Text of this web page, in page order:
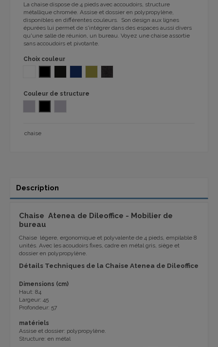
La chaise dispose de 4 pieds avec accoudoirs, structure
métallique chromée. Assise et dossier en polypropylène,
disponibles en différentes couleurs. Son design aux lignes
épurées lui permet de s'intégrer dans des espaces aussi divers
qu'une salle de réunion, un bureau. Voyez une chaise assortie
sans accoudoirs et pivotante.
Choix couleur
Couleur de structure
chaise
Description
Chaise Atenea de Dileoffice - Mobilier de
bureau
Chaise légere, ergonomique et polyvalente de 4 pieds, empilable 8
unités. Avec les acoudoirs fixes, cadre en métal gris, siège et
dossier en polypropylène.
Détails Techniques de la Chaise Atenea de Dileoffice
Dimensions (cm)
Haut: 84
Largeur: 45
Profondeur: 57
matériels
Assise et dossier: polypropylène.
Structure: en métal